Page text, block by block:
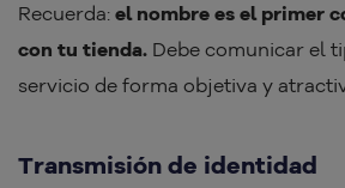
Recuerda: el nombre es el primer
con tu tienda. Debe comunicar el
servicio de forma objetiva y
Transmisión de identidad